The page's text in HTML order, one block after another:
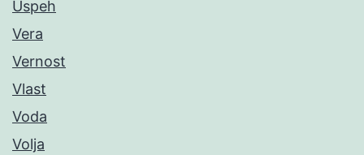
Uspeh
Vera
Vernost
Vlast
Voda
Volja